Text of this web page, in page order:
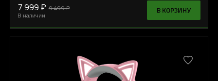
7 999 ₽ 9 499 ₽
В наличии
В КОРЗИНУ